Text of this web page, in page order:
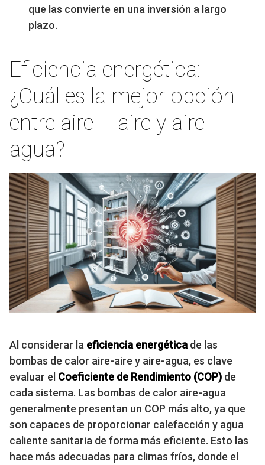
que las convierte en una inversión a largo
plazo.
Eficiencia energética:
¿Cuál es la mejor opción
entre aire – aire y aire –
agua?
Al considerar la eficiencia energética de las
bombas de calor aire-aire y aire-agua, es clave
evaluar el Coeficiente de Rendimiento (COP) de
cada sistema. Las bombas de calor aire-agua
generalmente presentan un COP más alto, ya que
son capaces de proporcionar calefacción y agua
caliente sanitaria de forma más eficiente. Esto las
hace más adecuadas para climas fríos, donde el